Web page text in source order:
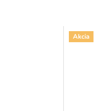
Akcia